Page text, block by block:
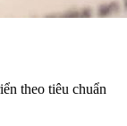
theo tiêu chuẩn